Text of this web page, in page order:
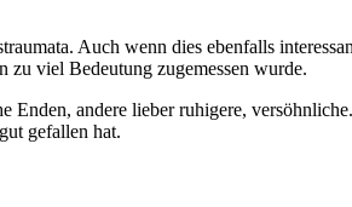
Auch wenn dies ebenfalls
zu viel Bedeutung zugemessen wurde.
Enden, andere lieber ruhigere,
gefallen hat.